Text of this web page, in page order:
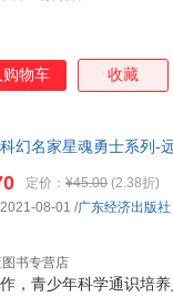
购物车 收藏
幻名家星魂勇士系列-
，青少年科学通识培
定价： ¥45.00 (2.38折)
书专营店
08-01 /广东经济出版社